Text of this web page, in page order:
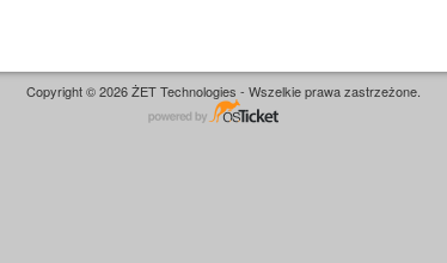
Copyright © 2026 ŻET Technologies - Wszelkie prawa zastrzeżone.